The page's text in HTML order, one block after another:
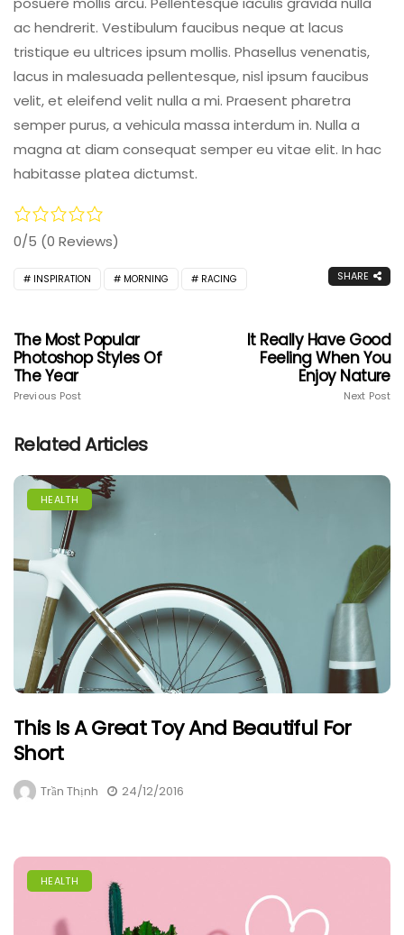
ac hendrerit. Vestibulum faucibus neque at lacus
tristique eu ultrices ipsum mollis. Phasellus venenatis,
lacus in malesuada pellentesque, nisl ipsum faucibus
velit, et eleifend velit nulla a mi. Praesent pharetra
semper purus, a vehicula massa interdum in. Nulla a
magna at diam consequat semper eu vitae elit. In hac
habitasse platea dictumst.
0/5 (0 Reviews)
INSPIRATION MORNING RACING SHARE
The Most Popular
Photoshop Styles Of
The Year
Previous Post
It Really Have Good
Feeling When You
Enjoy Nature
Next Post
Related Articles
HEALTH
This Is A Great Toy And Beautiful For
Short
Trần Thịnh 24/12/2016
HEALTH